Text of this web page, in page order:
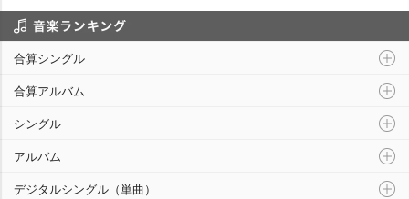
合算シングル
合算アルバム
シングル
アルバム
デジタルシングル（単曲）